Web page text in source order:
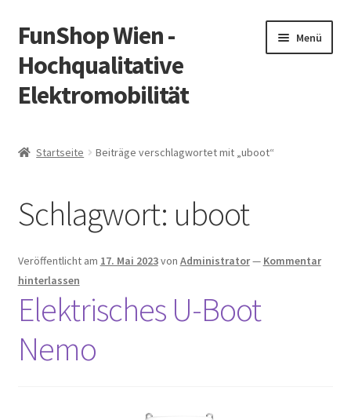
Zur
Navigation
springen
Zum
Inhalt
springen
FunShop Wien -
Hochqualitative
Elektromobilität
Menü
Vorsicht Internetbetrug
Über FunShop
öffnen
Impressum
Zum Onlineshop in der Web Version
Startseite Beiträge verschlagwortet mit „uboot“
Schlagwort: uboot
Veröffentlicht am 17. Mai 2023von Administrator— Kommentar
hinterlassen
Elektrisches U-Boot
Nemo